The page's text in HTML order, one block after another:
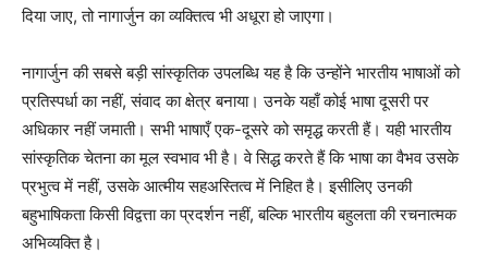
दिया जाए, तो नागार्जुन का व्यक्तित्व भी अधूरा हो जाएगा।
नागार्जुन की सबसे बड़ी सांस्कृतिक उपलब्धि यह है कि उन्होंने भारतीय भाषाओं को
प्रतिस्पर्धा का नहीं, संवाद का क्षेत्र बनाया। उनके यहाँ कोई भाषा दूसरी पर
अधिकार नहीं जमाती। सभी भाषाएँ एक-दूसरे को समृद्ध करती हैं। यही भारतीय
सांस्कृतिक चेतना का मूल स्वभाव भी है। वे सिद्ध करते हैं कि भाषा का वैभव उसके
प्रभुत्व में नहीं, उसके आत्मीय सहअस्तित्व में निहित है। इसीलिए उनकी
बहुभाषिकता किसी विद्वत्ता का प्रदर्शन नहीं, बल्कि भारतीय बहुलता की रचनात्मक
अभिव्यक्ति है।